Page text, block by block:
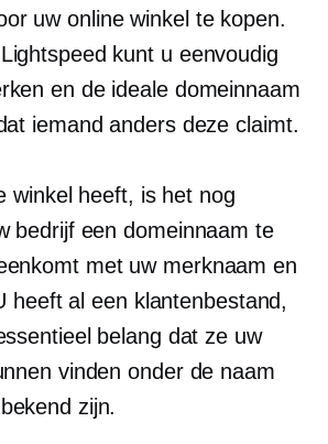
uw online winkel te kopen.
kunt u eenvoudig
en de ideale domeinnaam
iemand anders deze claimt.
winkel heeft, is het nog
bedrijf een domeinnaam te
met uw merknaam en
heeft al een klantenbestand,
belang dat ze uw
vinden onder de naam
zijn.